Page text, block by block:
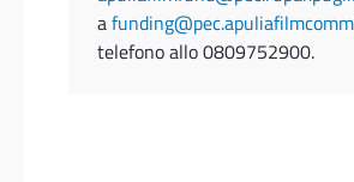
a
telefono allo 0809752900.